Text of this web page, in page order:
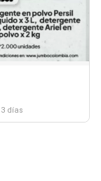
días